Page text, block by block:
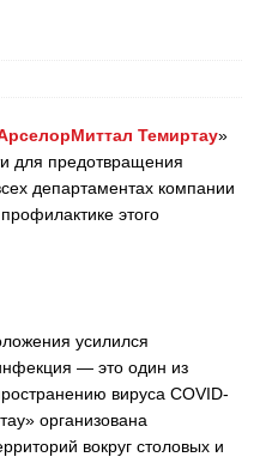
Темиртау»
для предотвращения
департаментах компании
этого
усилился
— это один из
вируса COVID-
организована
вокруг столовых и